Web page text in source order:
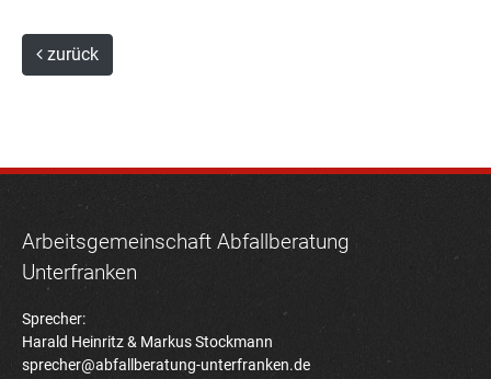
zurück
Arbeitsgemeinschaft Abfallberatung
Unterfranken
Sprecher:
Harald Heinritz & Markus Stockmann
sprecher@abfallberatung-unterfranken.de